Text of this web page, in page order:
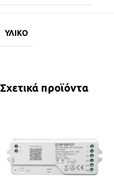
ΥΛΙΚΌ
Σχετικά προϊόντα